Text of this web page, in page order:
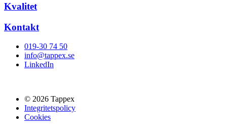
Kvalitet
Kontakt
019-30 74 50
info@tappex.se
LinkedIn
© 2026 Tappex
Integritetspolicy
Cookies